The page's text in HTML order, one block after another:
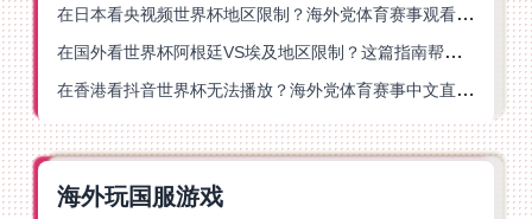
在日本看央视频世界杯地区限制？海外党体育赛事观看终极指南
在国外看世界杯阿根廷VS埃及地区限制？这篇指南帮你搞定中文直播+解说
在香港看抖音世界杯无法播放？海外党体育赛事中文直播终极指南
海外玩国服游戏